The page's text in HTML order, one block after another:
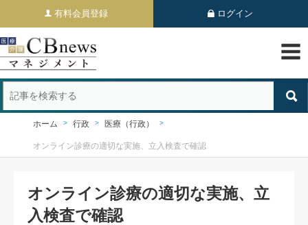
有料会員登録 ログイン
ホーム 行政 医療（行政）
オンライン診療の適切な実施、立入検査で確認
オンライン診療の適切な実施、立
入検査で確認